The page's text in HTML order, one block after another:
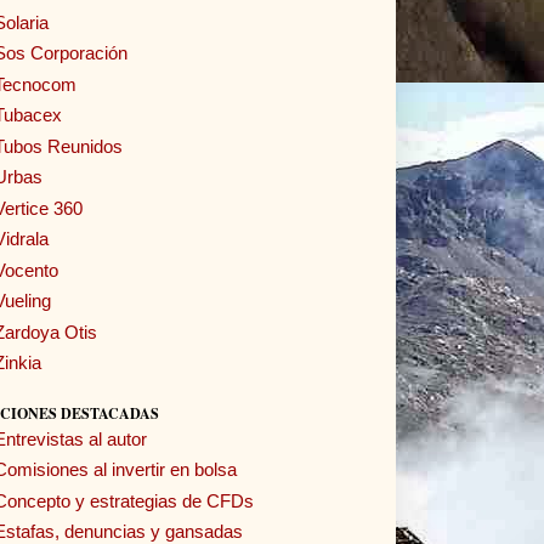
Corporación
Reunidos
360
Otis
DESTACADAS
al autor
al invertir en bolsa
y estrategias de CFDs
denuncias y gansadas